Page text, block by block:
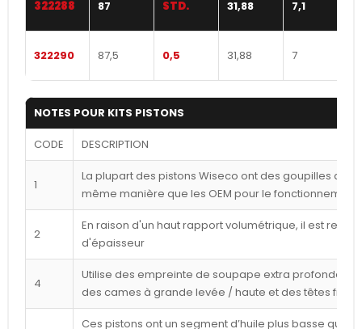
322288 87 STD. 31,88 7,1
322290 87,5 0,5 31,88 7
NOTES POUR KITS PISTONS
CODE DESCRIPTION
1
La plupart des pistons Wiseco ont des goupilles
même manière que les OEM pour le
2
En raison d'un haut rapport volumétrique, il est
d'épaisseur
4
Utilise des empreinte de soupape extra profondes
des cames à grande levée / haute et des têtes
Ces pistons ont un segment d’huile plus basse que